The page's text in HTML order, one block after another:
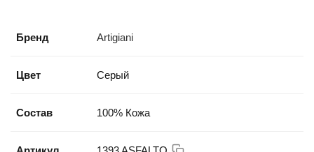
Бренд Artigiani
Цвет Серый
Состав 100% Кожа